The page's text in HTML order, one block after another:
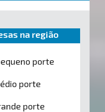
na região
porte
porte
porte